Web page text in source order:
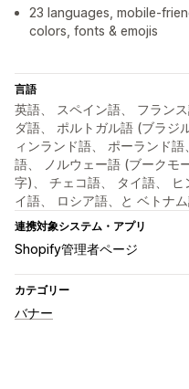
23 languages, mobile-
colors, fonts & emojis
言語
英語、 スペイン語、 フラン
ダ語、 ポルトガル語 (ブラジ
ィンランド語、 ポーランド
語、 ノルウェー語 (ブークモ
字)、 チェコ語、 タイ語、
イ語、 ロシア語、と ベトナ
連携対象システム・アプリ
Shopify管理者ページ
カテゴリー
バナー